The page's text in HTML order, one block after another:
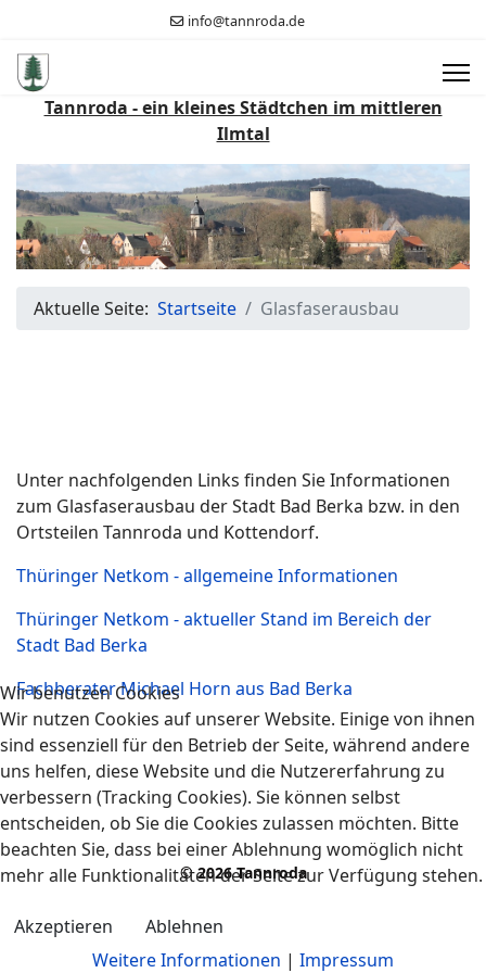
info@tannroda.de
Tannroda - ein kleines Städtchen im mittleren
Ilmtal
Aktuelle Seite: Startseite Glasfaserausbau
Unter nachfolgenden Links finden Sie Informationen
zum Glasfaserausbau der Stadt Bad Berka bzw. in den
Ortsteilen Tannroda und Kottendorf.
Thüringer Netkom - allgemeine Informationen
Thüringer Netkom - aktueller Stand im Bereich der
Stadt Bad Berka
Fachberater Michael Horn aus Bad Berka
© 2026 Tannroda
Wir benutzen Cookies
Wir nutzen Cookies auf unserer Website. Einige von ihnen
sind essenziell für den Betrieb der Seite, während andere
uns helfen, diese Website und die Nutzererfahrung zu
verbessern (Tracking Cookies). Sie können selbst
entscheiden, ob Sie die Cookies zulassen möchten. Bitte
beachten Sie, dass bei einer Ablehnung womöglich nicht
mehr alle Funktionalitäten der Seite zur Verfügung stehen.
Akzeptieren
Ablehnen
Weitere Informationen | Impressum